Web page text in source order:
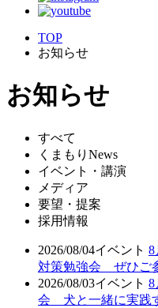
TOP
お知らせ
お知らせ
すべて
くまもりNews
イベント・講演
メディア
要望・提案
採用情報
2026/08/04イベント 8
対策勉強会 ぜひご
2026/08/03イベント 8
会 犬と一緒に実践